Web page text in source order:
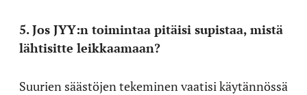
5. Jos JYY:n toimintaa pitäisi supistaa, mistä
lähtisitte leikkaamaan?
Suurien säästöjen tekeminen vaatisi käytännössä